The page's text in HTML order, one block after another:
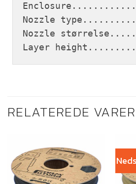
Nozzle
Nozzle
Layer
RELATEREDE VARER